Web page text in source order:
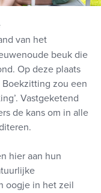
van het
beuk die
Op deze plaats
zou een
Vastgeketend
de kans om in alle
hier aan hun
oogje in het zeil